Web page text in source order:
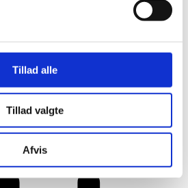
Tillad alle
Tillad valgte
Afvis
fra årets Danish